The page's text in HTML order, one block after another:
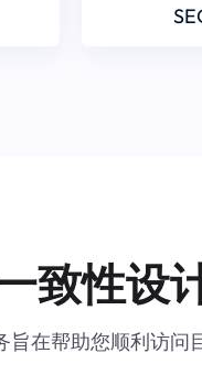
致性设
旨在帮助您顺利访问